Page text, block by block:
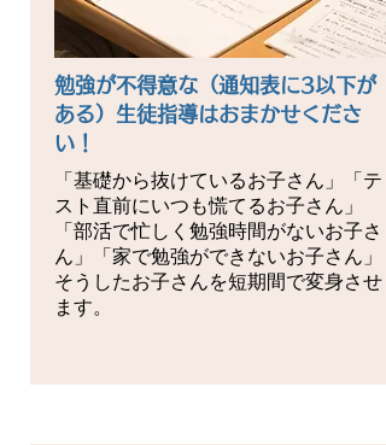
勉強が不得意な（通知表に3以下が
ある）生徒指導はおまかせくださ
い！
「基礎から抜けているお子さん」「テ
スト直前にいつも慌てるお子さん」
「部活で忙しく勉強時間がないお子さ
ん」「家で勉強ができないお子さん」
そうしたお子さんを短期間で変身させ
ます。